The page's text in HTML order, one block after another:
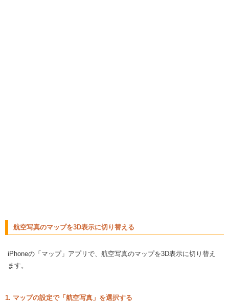
航空写真のマップを3D表示に切り替える
iPhoneの「マップ」アプリで、航空写真のマップを3D表示に切り替え
ます。
1. マップの設定で「航空写真」を選択する